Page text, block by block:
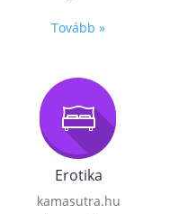
Tovább »
Erotika
kamasutra.hu